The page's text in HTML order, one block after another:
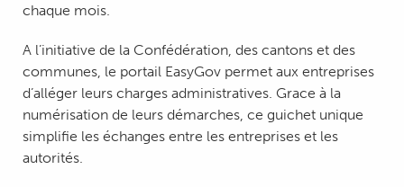
chaque mois.
A l’initiative de la Confédération, des cantons et des
communes, le portail EasyGov permet aux entreprises
d’alléger leurs charges administratives. Grace à la
numérisation de leurs démarches, ce guichet unique
simplifie les échanges entre les entreprises et les
autorités.